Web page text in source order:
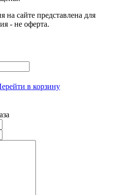
на сайте представлена для
- не оферта.
в корзину